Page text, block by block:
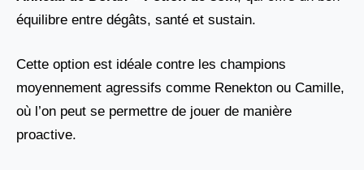
équilibre entre dégâts, santé et sustain.
Cette option est idéale contre les champions
moyennement agressifs comme Renekton ou Camille,
où l’on peut se permettre de jouer de manière
proactive.